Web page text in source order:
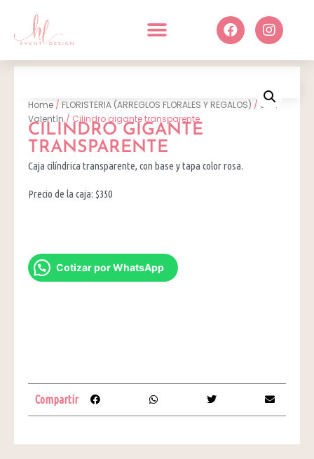
Home / FLORISTERIA (ARREGLOS FLORALES Y REGALOS) / San
Valentín/ Cilindro gigante transparente
CILINDRO GIGANTE
TRANSPARENTE
Caja cilíndrica transparente, con base y tapa color rosa.
Precio de la caja: $350
Cotizar por WhatsApp
Compartir